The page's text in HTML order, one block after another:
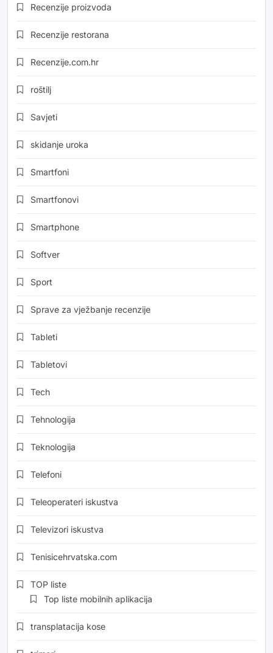
Recenzije proizvoda
Recenzije restorana
Recenzije.com.hr
roštilj
Savjeti
skidanje uroka
Smartfoni
Smartfonovi
Smartphone
Softver
Sport
Sprave za vježbanje recenzije
Tableti
Tabletovi
Tech
Tehnologija
Teknologija
Telefoni
Teleoperateri iskustva
Televizori iskustva
Tenisicehrvatska.com
TOP liste
Top liste mobilnih aplikacija
transplatacija kose